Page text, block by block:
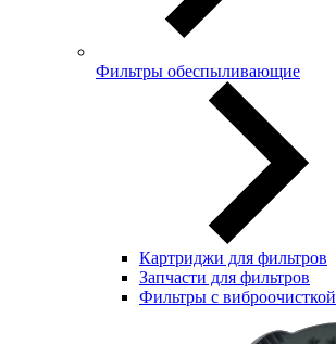
Фильтры обеспыливающие
Картриджи для фильтров
Запчасти для фильтров
Фильтры с виброочисткой